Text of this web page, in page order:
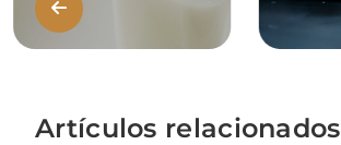
Artículos relacionados